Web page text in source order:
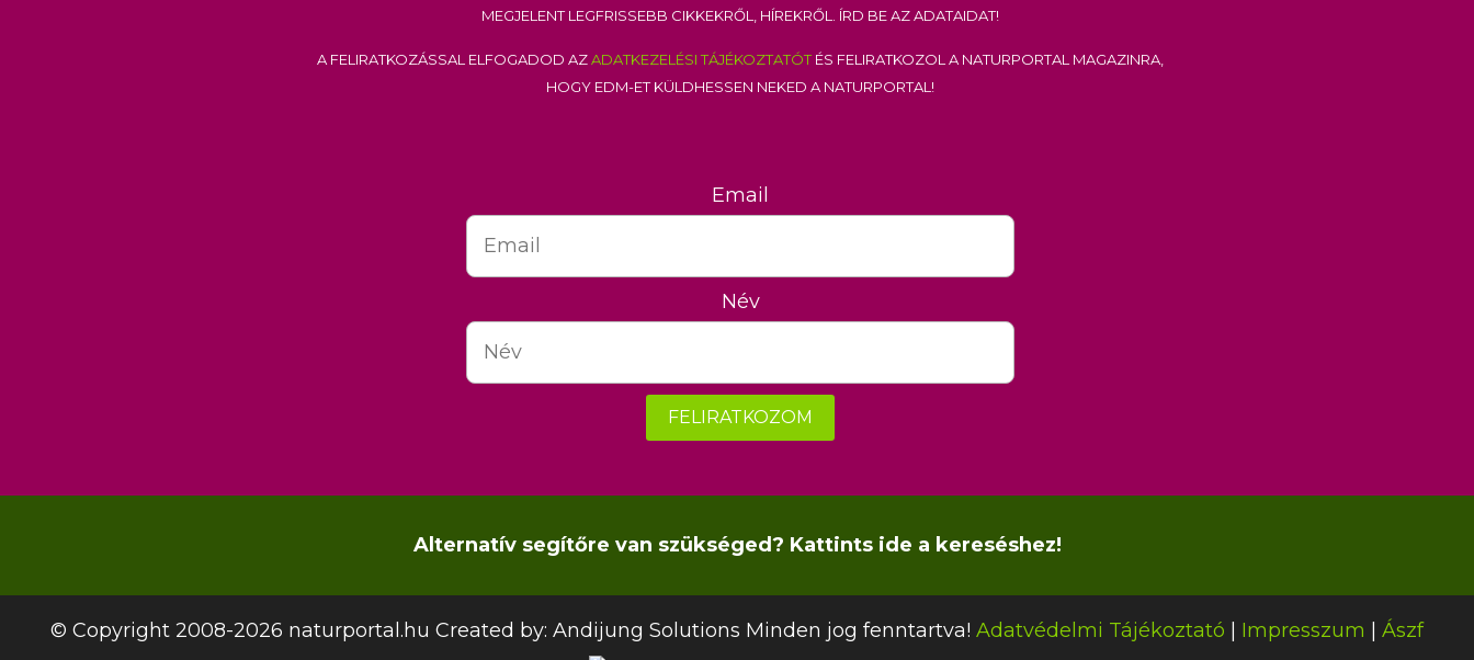
megjelent legfrissebb cikkekről, hírekről. Írd be az adataidat!
A feliratkozással elfogadod azadatkezelési tájékoztatótés feliratkozol a Naturportal Magazinra,
hogy EDM-et küldhessen neked a Naturportal!
Email
Név
FELIRATKOZOM
Alternatív segítőre van szükséged? Kattints ide a kereséshez!
© Copyright 2008-2026 naturportal.hu Created by: Andijung Solutions Minden jog fenntartva! Adatvédelmi Tájékoztató Impresszum Ászf